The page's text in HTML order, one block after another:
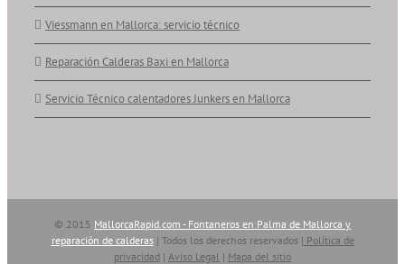
Viessmann en Mallorca: servicio técnico
Reparación Calderas Baxi en Mallorca
Servicio Técnico calentadores Junkers en Mallorca
© 2015 MallorcaRapid.com - Fontaneros en Palma de Mallorca y
reparación de calderas| Todos los derechos reservados | Política de
privacidad | Aviso Legal | Mapa del sitio